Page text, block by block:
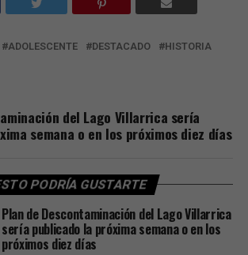
ADOLESCENTE DESTACADO
HISTORIA
del Lago Villarrica sería
semana o en los próximos diez días
PODRÍA GUSTARTE
Plan de Descontaminación del Lago Villarrica
sería publicado la próxima semana o en los
próximos diez días